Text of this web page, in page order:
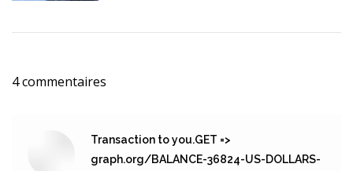
4 commentaires
Transaction to you.GET =>
graph.org/BALANCE-36824-US-DOLLARS-